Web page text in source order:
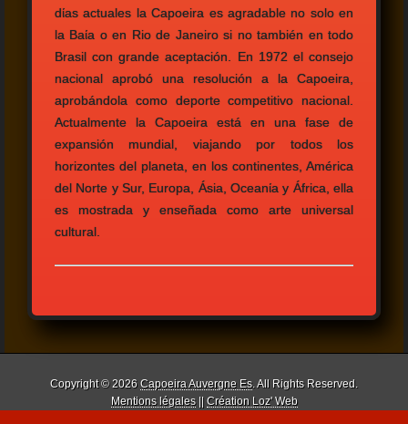
dίas actuales la Capoeira es agradable no solo en
la Baίa o en Rio de Janeiro si no también en todo
Brasil con grande aceptación. En 1972 el consejo
nacional aprobó una resolución a la Capoeira,
aprobándola como deporte competitivo nacional.
Actualmente la Capoeira está en una fase de
expansión mundial, viajando por todos los
horizontes del planeta, en los continentes, América
del Norte y Sur, Europa, Ásia, Oceanίa y África, ella
es mostrada y enseñada como arte universal
cultural.
Copyright © 2026 Capoeira Auvergne Es. All Rights Reserved.
Mentions légales|| Création Loz' Web